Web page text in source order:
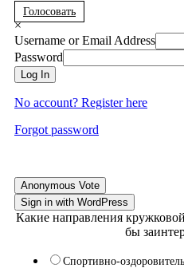
Голосовать
×
Username or Email Address
Password
Log In
No account? Register here
Forgot password
Anonymous Vote
Sign in with WordPress
Какие направления
бы
Спортивно-